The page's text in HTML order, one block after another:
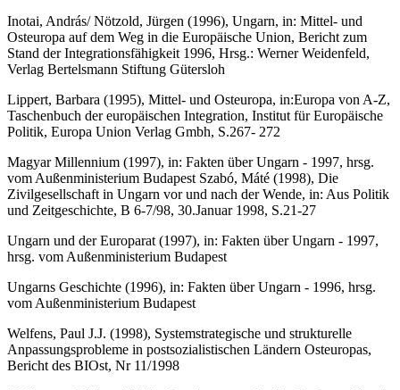
Inotai, András/ Nötzold, Jürgen (1996), Ungarn, in: Mittel- und
Osteuropa auf dem Weg in die Europäische Union, Bericht zum
Stand der Integrationsfähigkeit 1996, Hrsg.: Werner Weidenfeld,
Verlag Bertelsmann Stiftung Gütersloh
Lippert, Barbara (1995), Mittel- und Osteuropa, in:Europa von A-Z,
Taschenbuch der europäischen Integration, Institut für Europäische
Politik, Europa Union Verlag Gmbh, S.267- 272
Magyar Millennium (1997), in: Fakten über Ungarn - 1997, hrsg.
vom Außenministerium Budapest Szabó, Máté (1998), Die
Zivilgesellschaft in Ungarn vor und nach der Wende, in: Aus Politik
und Zeitgeschichte, B 6-7/98, 30.Januar 1998, S.21-27
Ungarn und der Europarat (1997), in: Fakten über Ungarn - 1997,
hrsg. vom Außenministerium Budapest
Ungarns Geschichte (1996), in: Fakten über Ungarn - 1996, hrsg.
vom Außenministerium Budapest
Welfens, Paul J.J. (1998), Systemstrategische und strukturelle
Anpassungsprobleme in postsozialistischen Ländern Osteuropas,
Bericht des BIOst, Nr 11/1998